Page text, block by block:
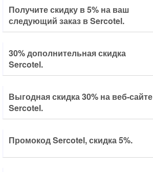
Получите скидку в 5% на ваш
следующий заказ в Sercotel.
30% дополнительная скидка
Sercotel.
Выгодная скидка 30% на веб-сайте
Sercotel.
Промокод Sercotel, скидка 5%.